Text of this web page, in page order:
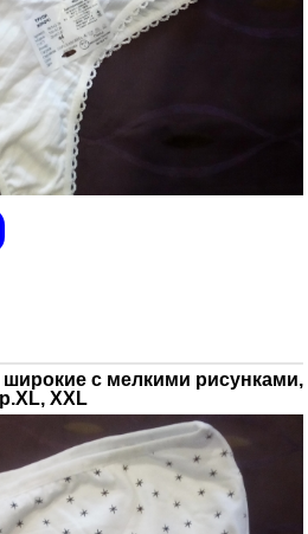
с мелкими рисунками,
р.XL, XXL